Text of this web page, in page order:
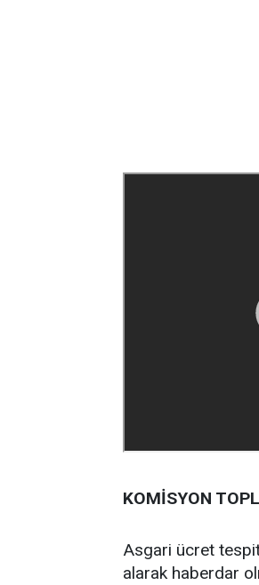
KOMİSYON
Asgari ücret
alarak haberdar